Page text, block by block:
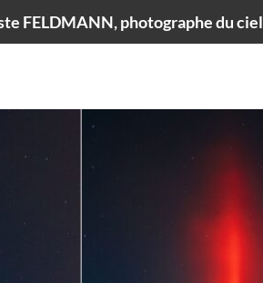
FELDMANN, photographe du ciel